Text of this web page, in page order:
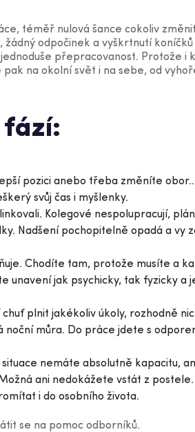
téměř nulová šance cokoliv
odpočinek a vyškrtnutí
přepracovanost. Protože i
na okolní svět i na sebe, od
fází:
pozici anebo třeba změníte
svůj čas i myšlenky.
Kolegové nespolupracují,
Nadšení pochopitelně opadá a vy
Chodíte tam, protože musíte a
unavení jak psychicky, tak fyzicky a
plnit jakékoliv úkoly, rozhodně
můra. Do práce jdete s
nemáte absolutně kapacitu,
ani nedokážete vstát z
i do osobního života.
se na pomoc odborníků.